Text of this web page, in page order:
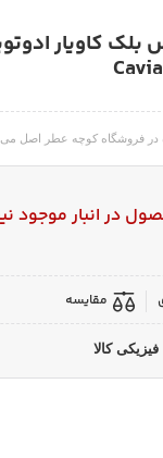
در فروشگاه کوچه عطر اصل می
در انبار
مقایسه
کالا